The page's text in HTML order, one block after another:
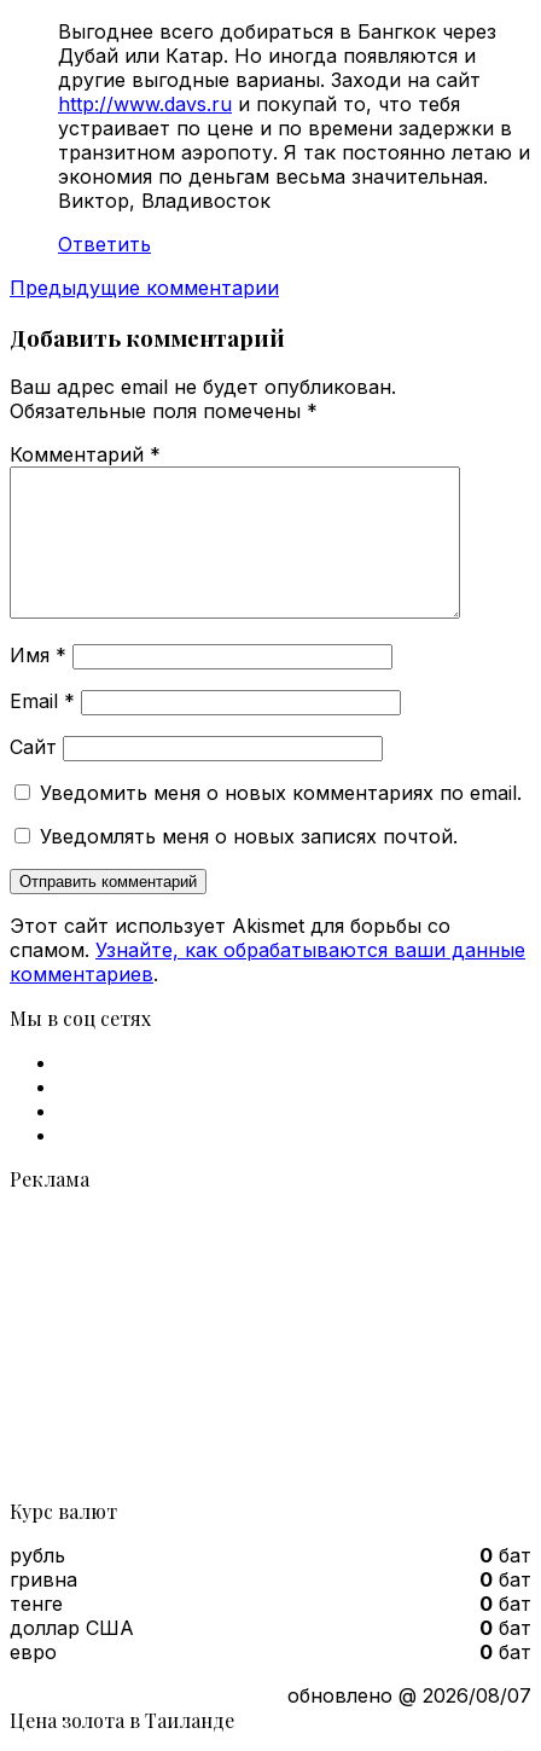
Выгоднее всего добираться в Бангкок через
Дубай или Катар. Но иногда появляются и
другие выгодные варианы. Заходи на сайт
http://www.davs.ru и покупай то, что тебя
устраивает по цене и по времени задержки в
транзитном аэропоту. Я так постоянно летаю и
экономия по деньгам весьма значительная.
Виктор, Владивосток
Ответить
Навигация
по
комментариям
Предыдущие комментарии
Добавить комментарий
Ваш адрес email не будет опубликован.
Обязательные поля помечены *
Комментарий *
Имя *
Email *
Сайт
Уведомить меня о новых комментариях по email.
Уведомлять меня о новых записях почтой.
Этот сайт использует Akismet для борьбы со
спамом. Узнайте, как обрабатываются ваши данные
комментариев.
Мы в соц сетях
Реклама
Курс валют
рубль 0 бат
гривна
0 бат
тенге
0 бат
доллар США
0 бат
евро
0 бат
обновлено @ 2026/08/07
Цена золота в Таиланде